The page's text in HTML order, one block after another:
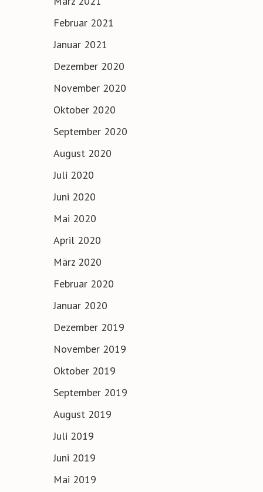
Februar 2021
Januar 2021
Dezember 2020
November 2020
Oktober 2020
September 2020
August 2020
Juli 2020
Juni 2020
Mai 2020
April 2020
März 2020
Februar 2020
Januar 2020
Dezember 2019
November 2019
Oktober 2019
September 2019
August 2019
Juli 2019
Juni 2019
Mai 2019